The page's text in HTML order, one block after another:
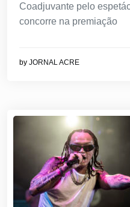
Coadjuvante pelo
concorre na premiação
by JORNAL ACRE